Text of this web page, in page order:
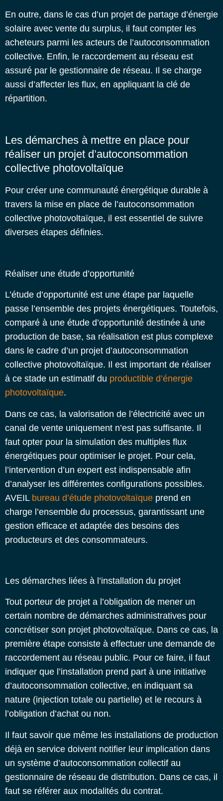
En outre, dans le cas d’un projet de partage d’énergie
solaire avec vente du surplus, il faut compter les
acheteurs parmi les acteurs de l’autoconsommation
collective. Enfin, le raccordement au réseau est
assuré par le gestionnaire de réseau. Il se charge
aussi d’affecter les flux, en appliquant la clé de
répartition.
Les démarches à mettre en place pour
réaliser un projet d’autoconsommation
collective photovoltaïque
Pour créer une communauté énergétique durable à
travers la mise en place de l’autoconsommation
collective photovoltaïque, il est essentiel de suivre
diverses étapes définies.
Réaliser une étude d’opportunité
L’étude d’opportunité est une étape par laquelle
passe l’ensemble des projets énergétiques. Toutefois,
comparé à une étude d’opportunité destinée à une
production de base, sa réalisation est plus complexe
dans le cadre d’un projet d’autoconsommation
collective photovoltaïque. Il est important de réaliser
à ce stade un estimatif du productible d’énergie
photovoltaïque.
Dans ce cas, la valorisation de l’électricité avec un
canal de vente uniquement n’est pas suffisante. Il
faut opter pour la simulation des multiples flux
énergétiques pour optimiser le projet. Pour cela,
l’intervention d’un expert est indispensable afin
d’analyser les différentes configurations possibles.
AVEIL bureau d’étude photovoltaïque prend en
charge l’ensemble du processus, garantissant une
gestion efficace et adaptée des besoins des
producteurs et des consommateurs.
Les démarches liées à l’installation du projet
Tout porteur de projet a l’obligation de mener un
certain nombre de démarches administratives pour
concrétiser son projet photovoltaïque. Dans ce cas, la
première étape consiste à effectuer une demande de
raccordement au réseau public. Pour ce faire, il faut
indiquer que l’installation prend part à une initiative
d’autoconsommation collective, en indiquant sa
nature (injection totale ou partielle) et le recours à
l’obligation d’achat ou non.
Il faut savoir que même les installations de production
déjà en service doivent notifier leur implication dans
un système d’autoconsommation collectif au
gestionnaire de réseau de distribution. Dans ce cas, il
faut se référer aux modalités du contrat.